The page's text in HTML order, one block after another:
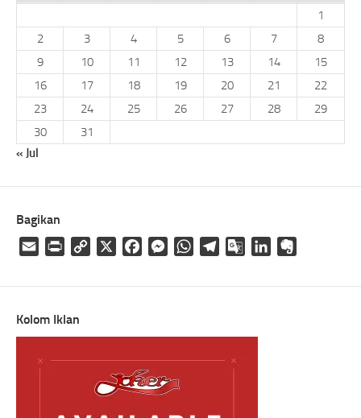
1
2
3 4 5 6 7
8
9
10 11 12 13 14
15
16
17 18 19 20 21
22
23
24 25 26 27 28
29
30
31
« Jul
Bagikan
Email
Print
Copy
FacebookMessengerWhatsAppTelegramGoogleLinkedIn
Kolom Iklan